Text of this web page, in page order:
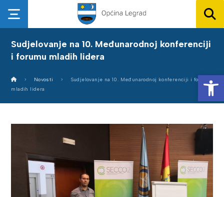
Sudjelovanje na 10. Međunarodnoj konferenciji
i forumu mladih lidera
Novosti
Sudjelovanje na 10. Međunarodnoj konferenciji i forumu
mladih lidera